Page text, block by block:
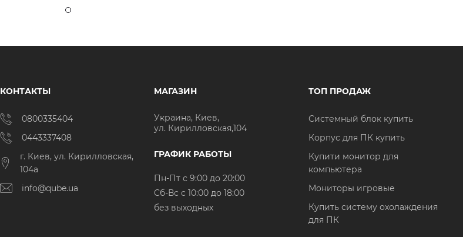
КОНТАКТЫ
0800335404
0443337408
г. Киев, ул. Кирилловская,
104а
info@qube.ua
МАГАЗИН
Украина, Киев,
ул. Кирилловская,104
ГРАФИК РАБОТЫ
Пн-Пт с 9:00 до 20:00
Cб-Вс с 10:00 до 18:00
без выходных
ТОП ПРОДАЖ
Системный блок купить
Корпус для ПК купить
Купити монитор для
компьютера
Мониторы игровые
Купить систему охолаждения
для ПК